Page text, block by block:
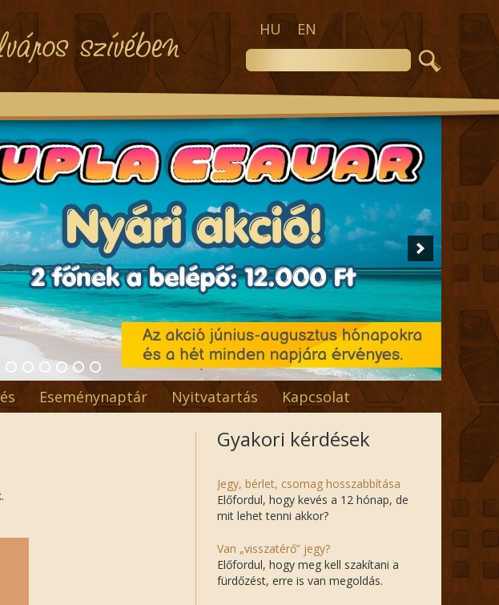
HU EN
Eseménynaptár Nyitvatartás Kapcsolat
Gyakori kérdések
Jegy, bérlet, csomag hosszabbítása
Előfordul, hogy kevés a 12 hónap, de
mit lehet tenni akkor?
Van „visszatérő” jegy?
Előfordul, hogy meg kell szakítani a
fürdőzést, erre is van megoldás.